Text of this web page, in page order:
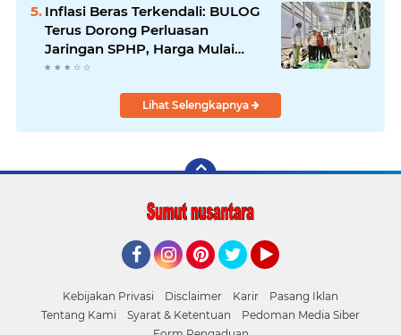
Inflasi Beras Terkendali: BULOG
Terus Dorong Perluasan
Jaringan SPHP, Harga Mulai
Turun di Ratusan Daerah
Lihat Selengkapnya
Kebijakan Privasi Disclaimer Karir
Pasang Iklan
Tentang Kami
Syarat & Ketentuan
Pedoman Media Siber